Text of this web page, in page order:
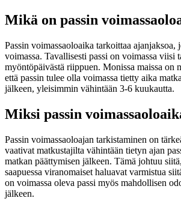
Mikä on passin
Passin voimassaoloaika tarkoittaa ajanjaksoa,
voimassa. Tavallisesti passi on voimassa viisi
myöntöpäivästä riippuen. Monissa maissa on
että passin tulee olla voimassa tietty aika
jälkeen, yleisimmin vähintään 3-6 kuukautta.
Miksi passin
Passin voimassaoloajan tarkistaminen on
vaativat matkustajilta vähintään tietyn ajan
matkan päättymisen jälkeen. Tämä johtuu
saapuessa viranomaiset haluavat varmistua
on voimassa oleva passi myös mahdollisen
jälkeen.